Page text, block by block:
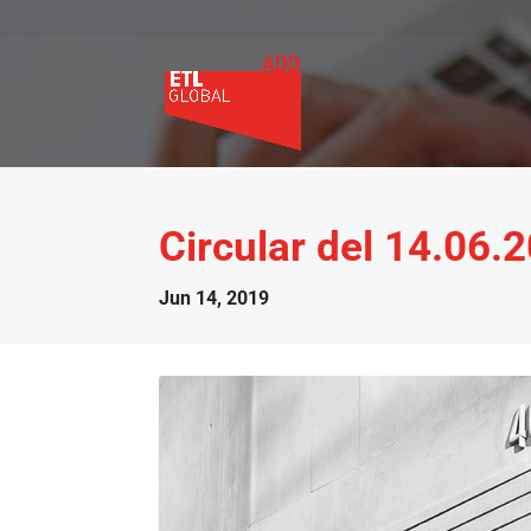
Circular del
Jun 14, 2019